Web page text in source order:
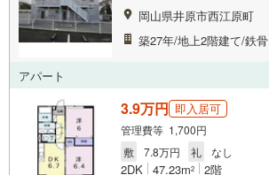
岡山県井原市西江原町
築27年/地上2階建て/鉄骨
アパート
3.9万円 即入居可
管理費等 1,700円
敷
7.8万円 礼 なし
2DK 47.23m2 2階